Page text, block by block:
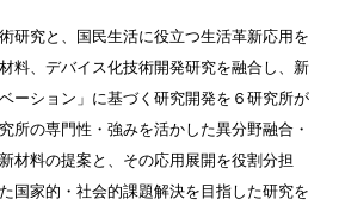
研究と、国民生活に役立つ生活革新応用を
料、デバイス化技術開発研究を融合し、新
ーション」に基づく研究開発を６研究所が
所の専門性・強みを活かした異分野融合・
材料の提案と、その応用展開を役割分担
国家的・社会的課題解決を目指した研究を